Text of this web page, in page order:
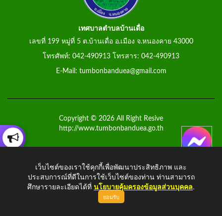
เทศบาลตำบลบ้านเดื่อ
เลขที่ 199 หมู่ที่ 5 ต.บ้านเดื่อ อ.เมือง จ.หนองคาย 43000
โทรศัพท์: 042-490913 โทรสาร: 042-490913
E-Mail: tumbonbanduea@gmail.com
Copyright © 2026 All Right Resive
http://www.tumbonbanduea.go.th
เว็บไซต์ของเราใช้คุกกี้เพื่อพัฒนาประสิทธิภาพ และ
ประสบการณ์ที่ดีในการใช้เว็บไซต์ของท่าน ท่านสามารถ
ศึกษารายละเอียดได้ที่ นโยบายคุ้มครองข้อมูลส่วนบุคคล.
ยอมรับ